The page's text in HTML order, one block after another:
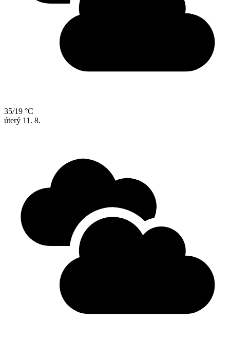
35/19 °C
úterý 11. 8.